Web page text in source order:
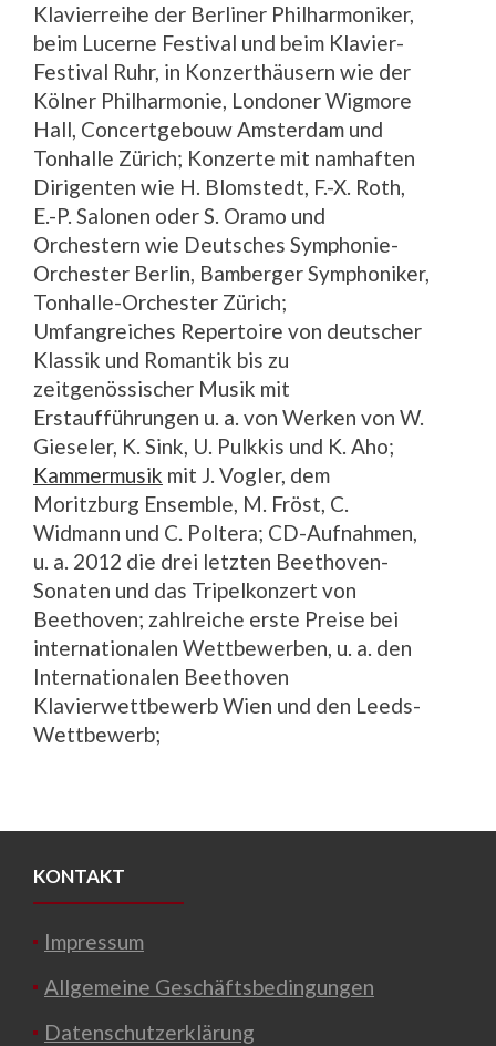
Klavierreihe der Berliner Philharmoniker,
beim Lucerne Festival und beim Klavier-
Festival Ruhr, in Konzerthäusern wie der
Kölner Philharmonie, Londoner Wigmore
Hall, Concertgebouw Amsterdam und
Tonhalle Zürich; Konzerte mit namhaften
Dirigenten wie H. Blomstedt, F.-X. Roth,
E.-P. Salonen oder S. Oramo und
Orchestern wie Deutsches Symphonie-
Orchester Berlin, Bamberger Symphoniker,
Tonhalle-Orchester Zürich;
Umfangreiches Repertoire von deutscher
Klassik und Romantik bis zu
zeitgenössischer Musik mit
Erstaufführungen u. a. von Werken von W.
Gieseler, K. Sink, U. Pulkkis und K. Aho;
Kammermusik mit J. Vogler, dem
Moritzburg Ensemble, M. Fröst, C.
Widmann und C. Poltera; CD-Aufnahmen,
u. a. 2012 die drei letzten Beethoven-
Sonaten und das Tripelkonzert von
Beethoven; zahlreiche erste Preise bei
internationalen Wettbewerben, u. a. den
Internationalen Beethoven
Klavierwettbewerb Wien und den Leeds-
Wettbewerb;
KONTAKT
Impressum
Allgemeine Geschäftsbedingungen
Datenschutzerklärung